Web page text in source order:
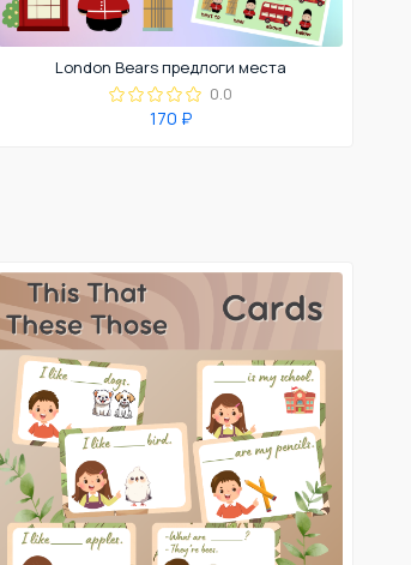
London Bears предлоги места
0.0
170 ₽